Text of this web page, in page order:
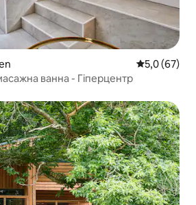
Середня
5,0 (67)
ванна - Гіперцентр